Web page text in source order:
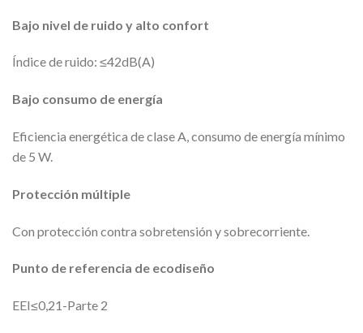
Bajo nivel de ruido y alto confort
Índice de ruido: ≤42dB(A)
Bajo consumo de energía
Eficiencia energética de clase A, consumo de energía mínimo
de 5 W.
Protección múltiple
Con protección contra sobretensión y sobrecorriente.
Punto de referencia de ecodiseño
EEI≤0,21-Parte 2